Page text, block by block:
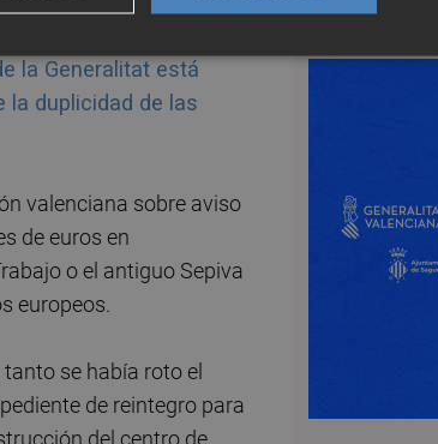
la Generalitat está
duplicidad de las
valenciana sobre aviso
de euros en
o el antiguo Sepiva
europeos.
se había roto el
de reintegro para
del centro de